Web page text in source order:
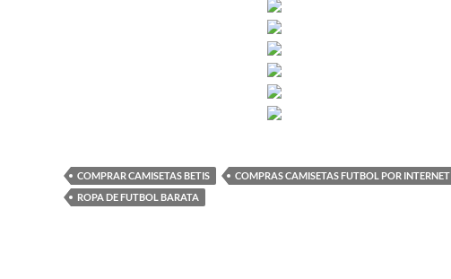
COMPRAR CAMISETAS BETIS
COMPRAS CAMISETAS FUTBOL POR INTERNET
ROPA DE FUTBOL BARATA